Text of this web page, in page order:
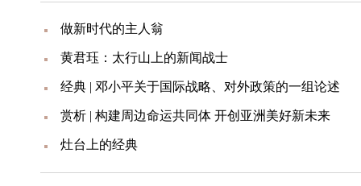
做新时代的主人翁
黄君珏：太行山上的新闻战士
经典 | 邓小平关于国际战略、对外政策的一组论述
赏析 | 构建周边命运共同体 开创亚洲美好新未来
灶台上的经典